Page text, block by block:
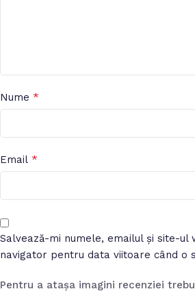
Nume *
Email *
Salvează-mi numele, emailul și site-ul
navigator pentru data viitoare când o
Pentru a atașa imagini recenziei